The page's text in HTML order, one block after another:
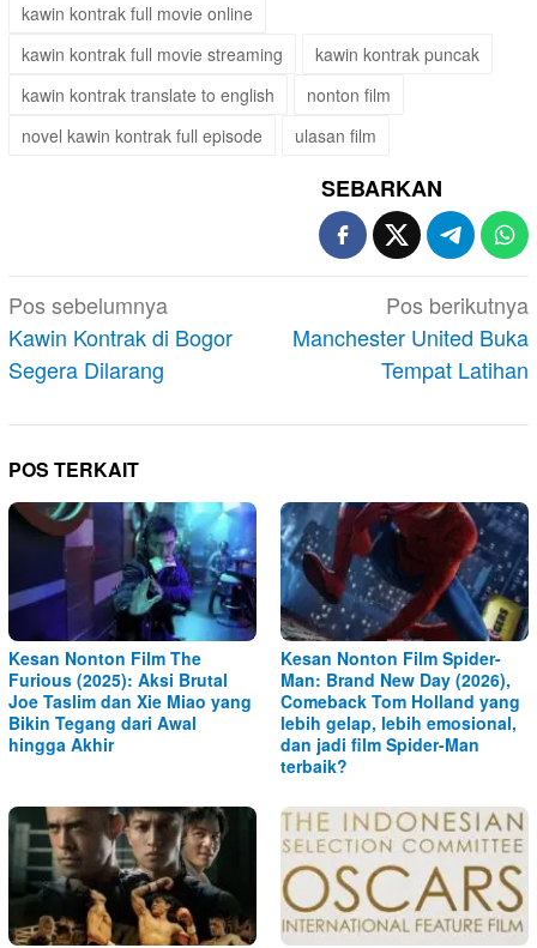
kawin kontrak full movie online
kawin kontrak full movie streaming
kawin kontrak puncak
kawin kontrak translate to english
nonton film
novel kawin kontrak full episode
ulasan film
SEBARKAN
Navigasi
pos
Pos sebelumnya
Kawin Kontrak di Bogor
Segera Dilarang
Pos berikutnya
Manchester United Buka
Tempat Latihan
POS TERKAIT
Kesan Nonton Film The
Furious (2025): Aksi Brutal
Joe Taslim dan Xie Miao yang
Bikin Tegang dari Awal
hingga Akhir
Kesan Nonton Film Spider-
Man: Brand New Day (2026),
Comeback Tom Holland yang
lebih gelap, lebih emosional,
dan jadi film Spider-Man
terbaik?